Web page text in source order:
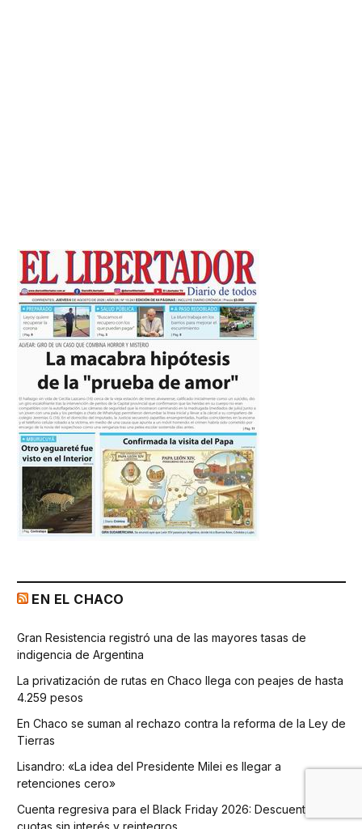
EN EL CHACO
Gran Resistencia registró una de las mayores tasas de
indigencia de Argentina
La privatización de rutas en Chaco llega con peajes de hasta
4.259 pesos
En Chaco se suman al rechazo contra la reforma de la Ley de
Tierras
Lisandro: «La idea del Presidente Milei es llegar a
retenciones cero»
Cuenta regresiva para el Black Friday 2026: Descuentos,